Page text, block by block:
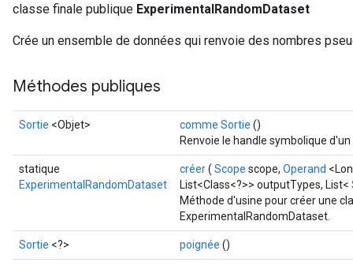
classe finale publique ExperimentalRandomDataset
Crée un ensemble de données qui renvoie des nombres
Méthodes publiques
Sortie <Objet> comme Sortie ()
Renvoie le handle symbolique
statique
ExperimentalRandomDataset
créer( Scope scope, Operand
List<Class<?>> outputTypes, List<
Méthode d'usine pour créer une
ExperimentalRandomDataset.
Sortie <?> poignée ()